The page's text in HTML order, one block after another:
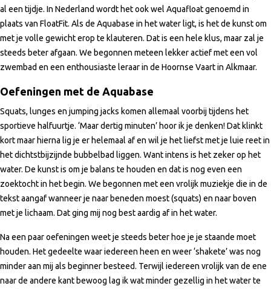
al een tijdje. In Nederland wordt het ook wel Aquafloat genoemd in
plaats van FloatFit. Als de Aquabase in het water ligt, is het de kunst om
met je volle gewicht erop te klauteren. Dat is een hele klus, maar zal je
steeds beter afgaan. We begonnen meteen lekker actief met een vol
zwembad en een enthousiaste leraar in de Hoornse Vaart in Alkmaar.
Oefeningen met de Aquabase
Squats, lunges en jumping jacks komen allemaal voorbij tijdens het
sportieve halfuurtje. ‘Maar dertig minuten’ hoor ik je denken! Dat klinkt
kort maar hierna lig je er helemaal af en wil je het liefst met je luie reet in
het dichtstbijzijnde bubbelbad liggen. Want intens is het zeker op het
water. De kunst is om je balans te houden en dat is nog even een
zoektocht in het begin. We begonnen met een vrolijk muziekje die in de
tekst aangaf wanneer je naar beneden moest (squats) en naar boven
met je lichaam. Dat ging mij nog best aardig af in het water.
Na een paar oefeningen weet je steeds beter hoe je je staande moet
houden. Het gedeelte waar iedereen heen en weer ‘shakete’ was nog
minder aan mij als beginner besteed. Terwijl iedereen vrolijk van de ene
naar de andere kant bewoog lag ik wat minder gezellig in het water te